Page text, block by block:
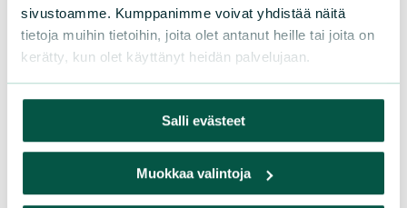
sivustoamme. Kumppanimme voivat yhdistää näitä
tietoja muihin tietoihin, joita olet antanut heille tai joita on
kerätty, kun olet käyttänyt heidän palvelujaan.
Salli evästeet
Muokkaa valintoja
liittyen paikallisyhdistysten toimintaan.
Linkki raporttiin: Raportti jäsenkyselystä ja
Siina-Riikka:...
Lue lisää